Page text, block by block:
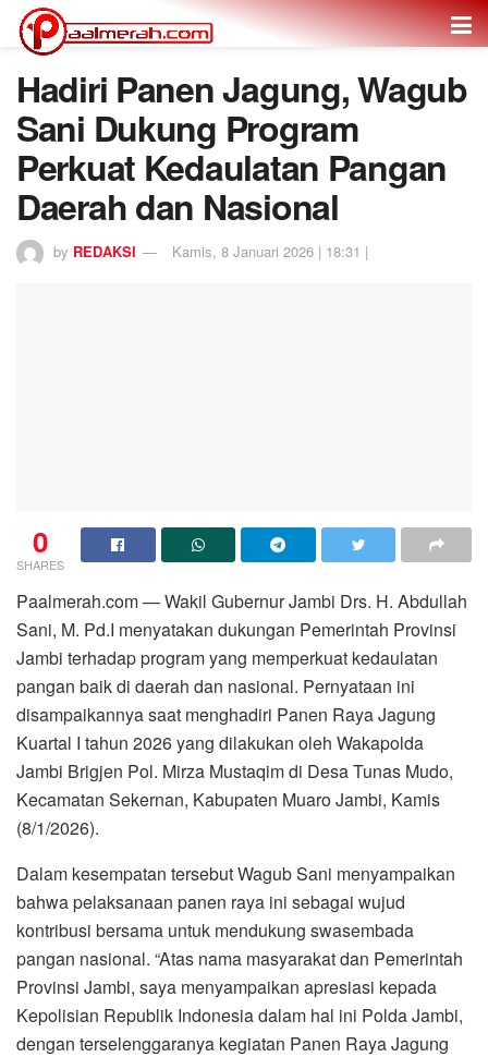
Hadiri Panen Jagung, Wagub
Sani Dukung Program
Perkuat Kedaulatan Pangan
Daerah dan Nasional
by REDAKSI Kamis, 8 Januari 2026 | 18:31 |
0
SHARES
Paalmerah.com — Wakil Gubernur Jambi Drs. H. Abdullah
Sani, M. Pd.I menyatakan dukungan Pemerintah Provinsi
Jambi terhadap program yang memperkuat kedaulatan
pangan baik di daerah dan nasional. Pernyataan ini
disampaikannya saat menghadiri Panen Raya Jagung
Kuartal I tahun 2026 yang dilakukan oleh Wakapolda
Jambi Brigjen Pol. Mirza Mustaqim di Desa Tunas Mudo,
Kecamatan Sekernan, Kabupaten Muaro Jambi, Kamis
(8/1/2026).
Dalam kesempatan tersebut Wagub Sani menyampaikan
bahwa pelaksanaan panen raya ini sebagai wujud
kontribusi bersama untuk mendukung swasembada
pangan nasional. “Atas nama masyarakat dan Pemerintah
Provinsi Jambi, saya menyampaikan apresiasi kepada
Kepolisian Republik Indonesia dalam hal ini Polda Jambi,
dengan terselenggaranya kegiatan Panen Raya Jagung